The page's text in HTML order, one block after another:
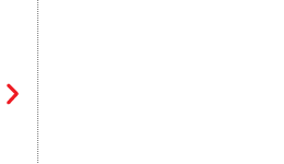
ACTUALITÉS
La communauté mouride en deuil